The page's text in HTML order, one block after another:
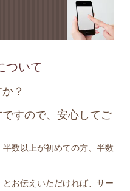
ついて
？
すので、安心してご
数以上が初めての方、半数
お伝えいただければ、サー